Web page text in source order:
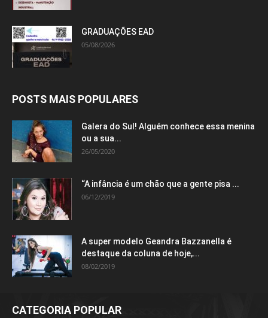
GRADUAÇÕES EAD
05/08/2026
POSTS MAIS POPULARES
Galera do Sul! Alguém conhece essa menina
ou a sua...
26/05/2020
“A infância é um chão que a gente pisa ...
06/12/2019
A super modelo Geandra Bazzanella é
destaque da coluna de hoje,...
08/02/2019
CATEGORIA POPULAR